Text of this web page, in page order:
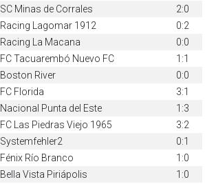
SC Minas de Corrales
2:0
Racing Lagomar 1912
0:2
Racing La Macana
0:0
FC Tacuarembó Nuevo FC
1:1
Boston River
0:0
FC Florida
3:1
Nacional Punta del Este
1:3
FC Las Piedras Viejo 1965
3:2
Systemfehler2
0:1
Fénix Río Branco
1:0
Bella Vista Piriápolis
1:0